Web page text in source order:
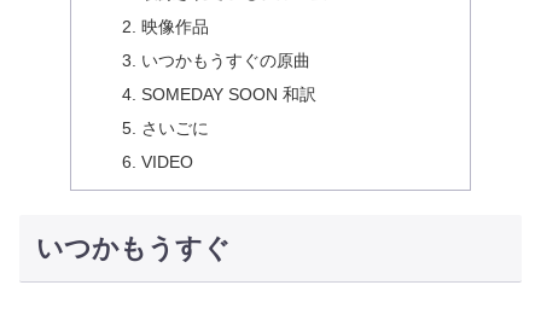
映像作品
いつかもうすぐの原曲
SOMEDAY SOON 和訳
さいごに
VIDEO
いつかもうすぐ